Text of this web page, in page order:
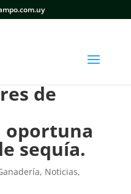
de
oportuna
sequía.
, Noticias,